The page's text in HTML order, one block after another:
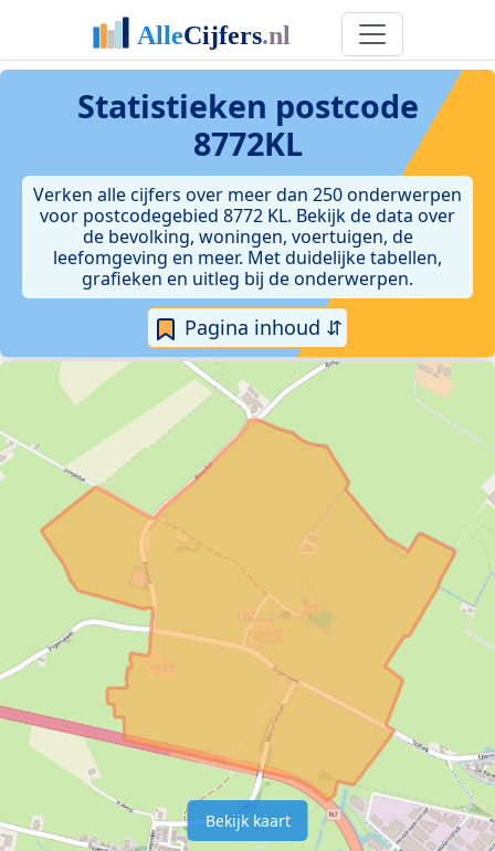
Statistieken postcode
8772KL
Verken alle cijfers over meer dan 250 onderwerpen
voor postcodegebied 8772 KL. Bekijk de data over
de bevolking, woningen, voertuigen, de
leefomgeving en meer. Met duidelijke tabellen,
grafieken en uitleg bij de onderwerpen.
Pagina inhoud ⇵
Bekijk kaart